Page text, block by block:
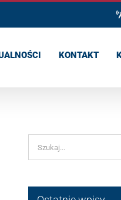
KONTAKT
Szukaj